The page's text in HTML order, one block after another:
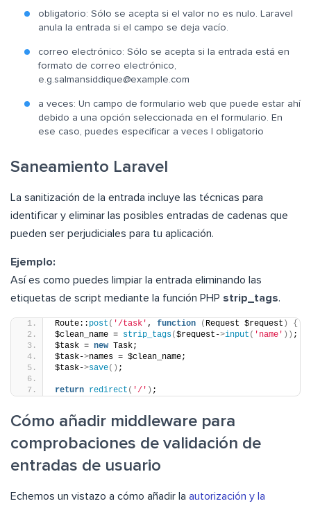
obligatorio: Sólo se acepta si el valor no es nulo. Laravel
anula la entrada si el campo se deja vacío.
correo electrónico: Sólo se acepta si la entrada está en
formato de correo electrónico,
e.g.salmansiddique@example.com
a veces: Un campo de formulario web que puede estar ahí
debido a una opción seleccionada en el formulario. En
ese caso, puedes especificar a veces | obligatorio
Saneamiento Laravel
La sanitización de la entrada incluye las técnicas para
identificar y eliminar las posibles entradas de cadenas que
pueden ser perjudiciales para tu aplicación.
Ejemplo:
Así es como puedes limpiar la entrada eliminando las
etiquetas de script mediante la función PHP strip_tags.
Route:: post ( '/task' , function ( Request $request )
{
$clean_name = strip_tags($request->input ( 'name' )) ;
$task = new Task;
$task->names = $clean_name;
$task->save() ;
return redirect ( '/' ) ;
Cómo añadir middleware para
comprobaciones de validación de
entradas de usuario
Echemos un vistazo a cómo añadir la autorización y la